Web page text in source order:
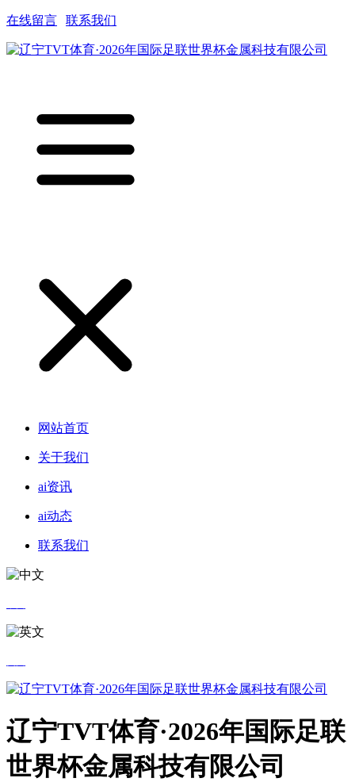
在线留言 联系我们
网站首页
关于我们
ai资讯
ai动态
联系我们
辽宁TVT体育·2026年国际足联
世界杯金属科技有限公司